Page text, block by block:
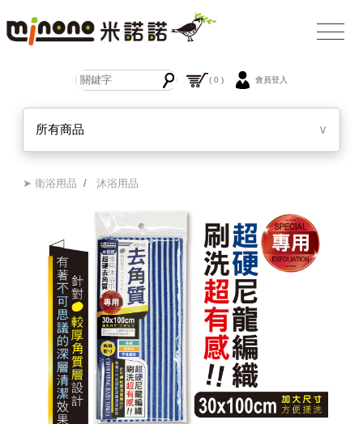
( 0 ) 會員登入
所有商品 ∨
➤ 衛浴用品 /沐浴用品